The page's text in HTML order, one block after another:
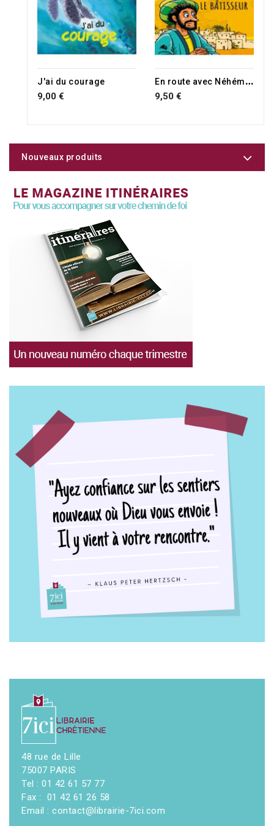
J'ai du courage
9,00 €
E
n route avec Néhémie, le bâtisseur !
9,50 €
Nouveaux produits
48 rue de Lille
75007 PARIS
Tel : 01 42 61 57 77
Fax : 01 42 61 26 58
Email : contact@librairie-7ici.com